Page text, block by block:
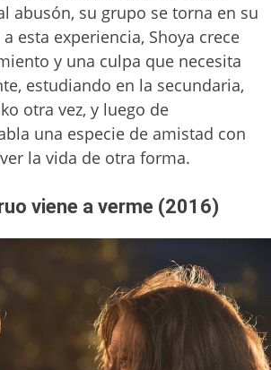
abusón, su grupo se torna en su
esta experiencia, Shoya crece
y una culpa que necesita
estudiando en la secundaria,
otra vez, y luego de
una especie de amistad con
la vida de otra forma.
viene a verme (2016)